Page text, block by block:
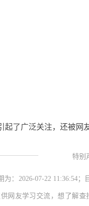
广泛关注，还被网
特别
为：2026-07-22 11:36:54；
网友学习交流，想了解查